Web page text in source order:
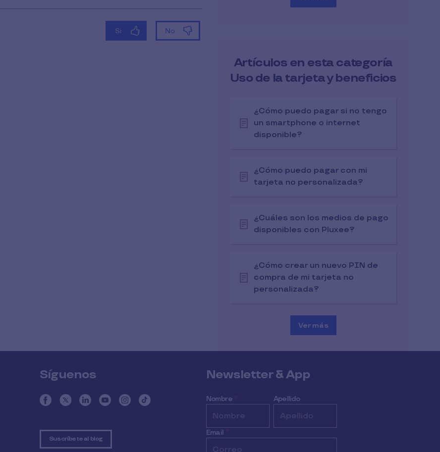
Artículos en esta categoría
Uso de la tarjeta y beneficios
¿Cómo puedo pagar si no tengo
un smartphone o internet
disponible?
¿Cómo puedo pagar con mi
tarjeta no personalizada?
¿Cuáles son los medios de pago
disponibles con Pluxee?
¿Cómo crear un nuevo PIN de
compra de mi tarjeta no
personalizada?
Ver más
Síguenos
Suscríbete al blog
Newsletter & App
Nombre * Apellido
Email *